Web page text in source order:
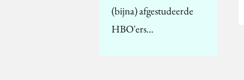
(bijna) afgestudeerde
HBO'ers…